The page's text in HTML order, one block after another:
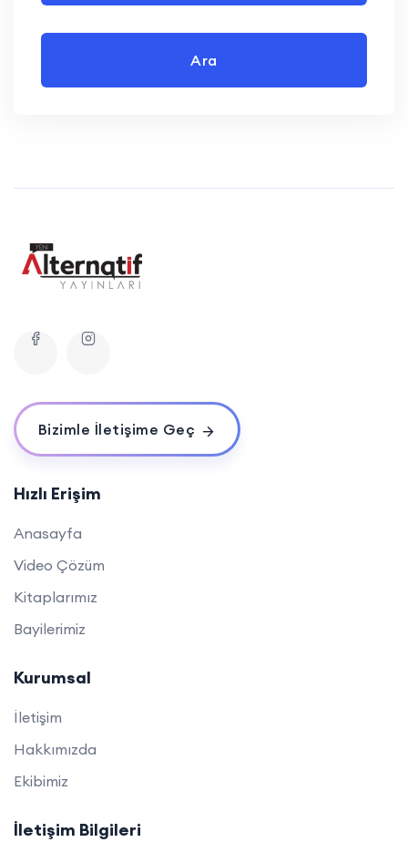
Ara
Bizimle İletişime Geç
Hızlı Erişim
Anasayfa
Video Çözüm
Kitaplarımız
Bayilerimiz
Kurumsal
İletişim
Hakkımızda
Ekibimiz
İletişim Bilgileri